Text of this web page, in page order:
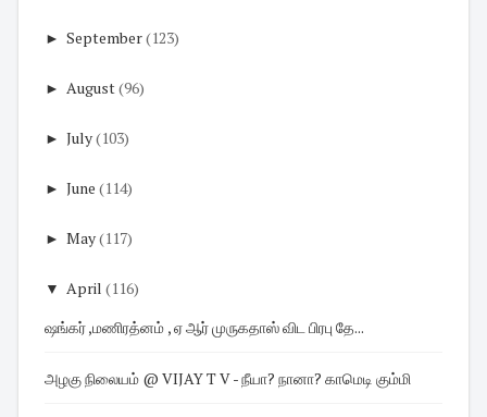
► September(123)
► August(96)
► July(103)
► June (114)
► May(117)
▼ April (116)
ஷங்கர் ,மணிரத்னம் , ஏ ஆர் முருகதாஸ் விட பிரபு தே...
அழகு நிலையம் @ VIJAY T V - நீயா? நானா? காமெடி கும்மி